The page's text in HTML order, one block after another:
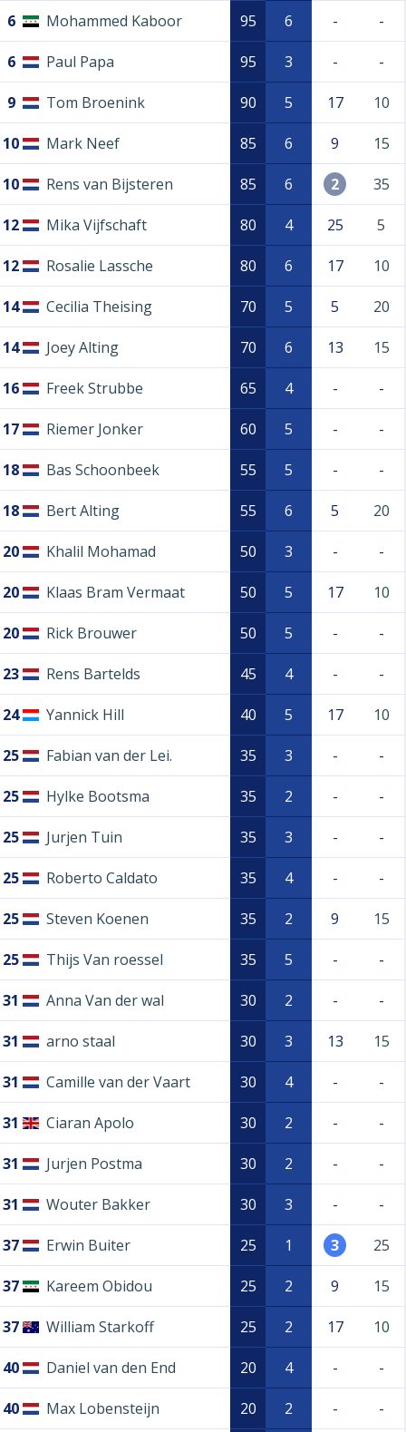
6 Mohammed Kaboor 95 6 - -
6 Paul Papa 95 3 - -
9 Tom Broenink 90 5 17 10
10 Mark Neef 85 6 9 15
10 Rens van Bijsteren 85 6 2 35
12 Mika Vijfschaft 80 4 25 5
12 Rosalie Lassche 80 6 17 10
14 Cecilia Theising 70 5 5 20
14 Joey Alting 70 6 13 15
16 Freek Strubbe 65 4 - -
17 Riemer Jonker 60 5 - -
18 Bas Schoonbeek 55 5 - -
18 Bert Alting 55 6 5 20
20 Khalil Mohamad 50 3 - -
20 Klaas Bram Vermaat 50 5 17 10
20 Rick Brouwer 50 5 - -
23 Rens Bartelds 45 4 - -
24 Yannick Hill 40 5 17 10
25 Fabian van der Lei. 35 3 - -
25 Hylke Bootsma 35 2 - -
25 Jurjen Tuin 35 3 - -
25 Roberto Caldato 35 4 - -
25 Steven Koenen 35 2 9 15
25 Thijs Van roessel 35 5 - -
31 Anna Van der wal 30 2 - -
31 arno staal 30 3 13 15
31 Camille van der Vaart 30 4 - -
31 Ciaran Apolo 30 2 - -
31 Jurjen Postma 30 2 - -
31 Wouter Bakker 30 3 - -
37 Erwin Buiter 25 1 3 25
37 Kareem Obidou 25 2 9 15
37 William Starkoff 25 2 17 10
40 Daniel van den End 20 4 - -
40 Max Lobensteijn 20 2 - -